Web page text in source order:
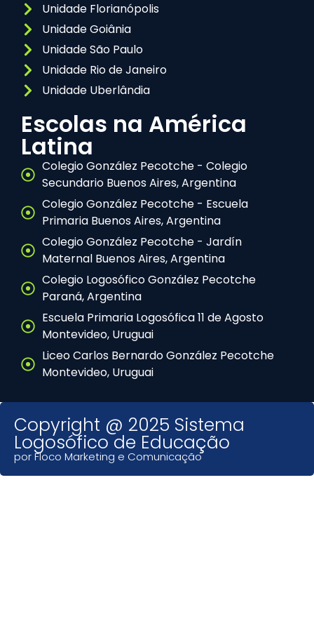
Unidade Florianópolis
Unidade Goiânia
Unidade São Paulo
Unidade Rio de Janeiro
Unidade Uberlândia
Escolas na América
Latina
Colegio González Pecotche - Colegio
Secundario Buenos Aires, Argentina
Colegio González Pecotche - Escuela
Primaria Buenos Aires, Argentina
Colegio González Pecotche - Jardín
Maternal Buenos Aires, Argentina
Colegio Logosófico González Pecotche
Paraná, Argentina
Escuela Primaria Logosófica 11 de Agosto
Montevideo, Uruguai
Liceo Carlos Bernardo González Pecotche
Montevideo, Uruguai
Copyright @ 2025 Sistema
Logosófico de Educação
por Floco Marketing e Comunicação